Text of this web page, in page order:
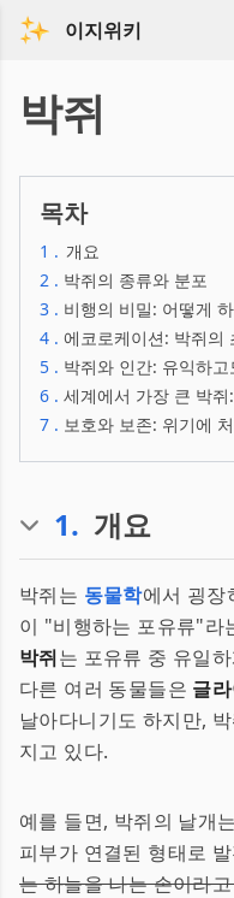
이지위키
박쥐
목차
1 . 개요
2 . 박쥐의 종류와 분포
3 . 비행의 비밀: 어떻게
4 . 에코로케이션: 박쥐의
5 . 박쥐와 인간: 유익하
6 . 세계에서 가장 큰 박쥐
7 . 보호와 보존: 위기에
1. 개요
박쥐는 동물학에서 굉장
이 "비행하는 포유류"
박쥐는 포유류 중 유일
다른 여러 동물들은 글
날아다니기도 하지만,
지고 있다.
예를 들면, 박쥐의 날개
피부가 연결된 형태
는 하늘을 나는 손이라